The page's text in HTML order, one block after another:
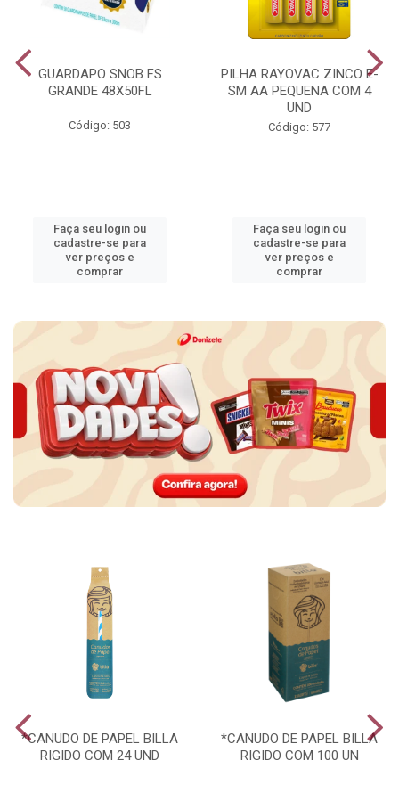
GUARDAPO SNOB FS
GRANDE 48X50FL
Código: 503
Faça seu login ou
cadastre-se para
ver preços e
comprar
PILHA RAYOVAC ZINCO E-
SM AA PEQUENA COM 4
UND
Código: 577
Faça seu login ou
cadastre-se para
ver preços e
comprar
*CANUDO DE PAPEL BILLA
RIGIDO COM 24 UND
*CANUDO DE PAPEL BILLA
RIGIDO COM 100 UN